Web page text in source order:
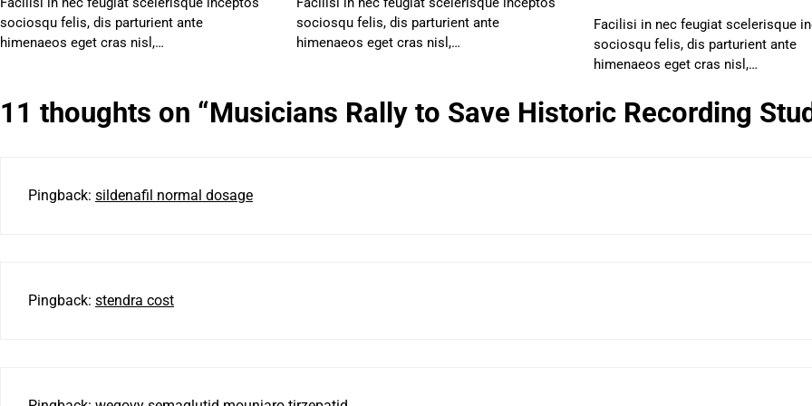
sociosqu felis, dis parturient ante
himenaeos eget cras nisl,…
sociosqu felis, dis parturient ante
himenaeos eget cras nisl,…
Facilisi in nec feugiat scelerisque
sociosqu felis, dis parturient ante
himenaeos eget cras nisl,…
11 thoughts on “Musicians Rally to Save Historic Recording
Pingback: sildenafil normal dosage
Pingback: stendra cost